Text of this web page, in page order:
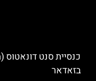
בזאדאר